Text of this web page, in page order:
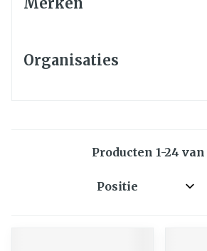
Organisaties
Producten 1-24 van
Sorteer op: